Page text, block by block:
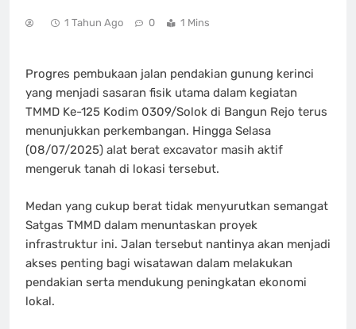
1 Tahun Ago 0 1 Mins
Progres pembukaan jalan pendakian gunung kerinci
yang menjadi sasaran fisik utama dalam kegiatan
TMMD Ke-125 Kodim 0309/Solok di Bangun Rejo terus
menunjukkan perkembangan. Hingga Selasa
(08/07/2025) alat berat excavator masih aktif
mengeruk tanah di lokasi tersebut.
Medan yang cukup berat tidak menyurutkan semangat
Satgas TMMD dalam menuntaskan proyek
infrastruktur ini. Jalan tersebut nantinya akan menjadi
akses penting bagi wisatawan dalam melakukan
pendakian serta mendukung peningkatan ekonomi
lokal.